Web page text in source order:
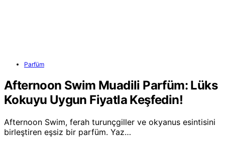
Parfüm
Afternoon Swim Muadili Parfüm: Lüks
Kokuyu Uygun Fiyatla Keşfedin!
Afternoon Swim, ferah turunçgiller ve okyanus esintisini
birleştiren eşsiz bir parfüm. Yaz…